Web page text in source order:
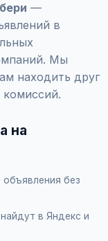
—
в
Мы
находить друг
на
без
в Яндекс и